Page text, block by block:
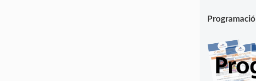
Programació